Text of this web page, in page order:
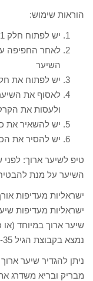
הוראות שימוש:
יש לפתוח חלק 1 (מסכה אינטנסיבית)
לאחר החפיפה
השיער
יש לפתוח את חלק 2 (כובע
לאסוף את
ולעסות את
יש להשאיר את
יש להסיר את
טיפ לשיער ארוך:
השיער על מנת
ישראליות מעדיפות
ישראליות מעדיפות
נמצא בקבוצת הגיל 15-35.
ניתן להגדיר שיער
מבריק ובריא משדרג